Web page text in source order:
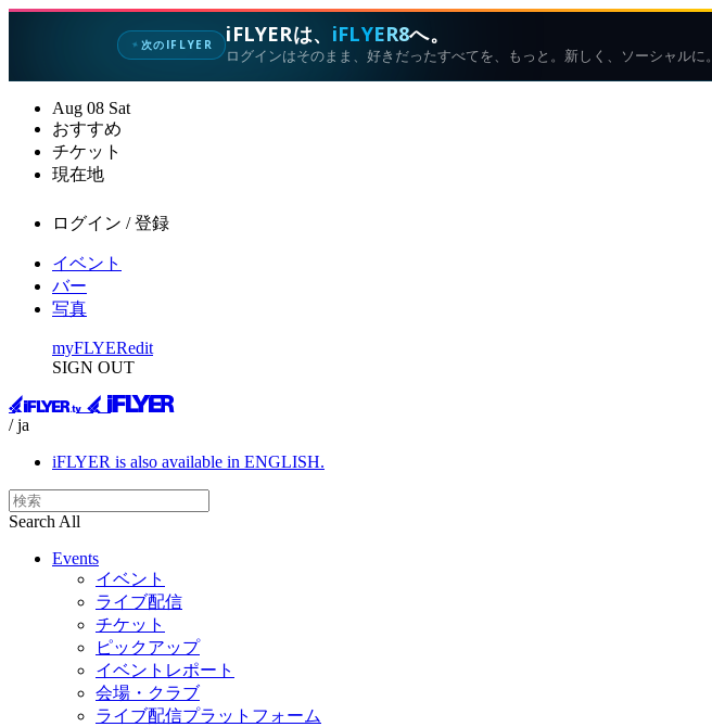
✦次のIFLYER iFLYERは、 iFLYER8へ。
ログインはそのまま、好きだったすべてを、もっと。新しく、ソーシャルに。
Aug 08 Sat
おすすめ
チケット
現在地
ログイン / 登録
イベント
バー
写真
myFLYERedit
SIGN OUT
/ ja
iFLYER is also available in ENGLISH.
Search All
Events
イベント
ライブ配信
チケット
ピックアップ
イベントレポート
会場・クラブ
ライブ配信プラットフォーム